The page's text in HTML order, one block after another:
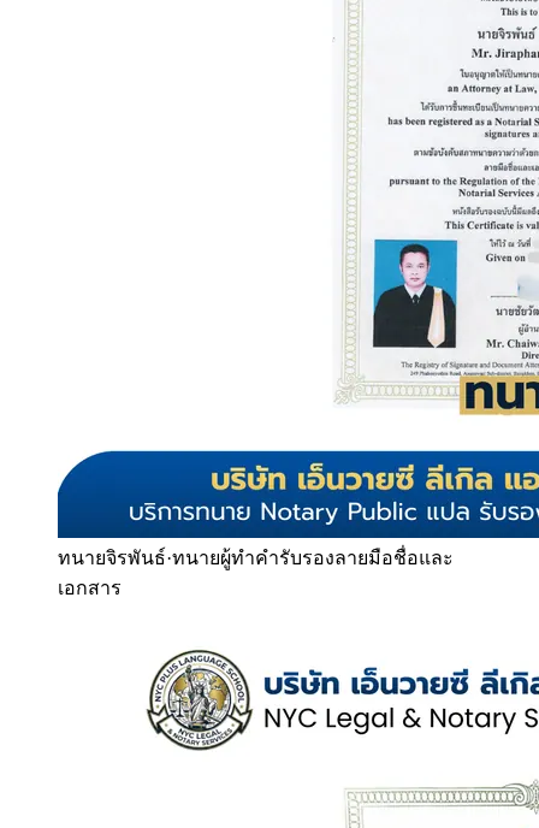
ทนายจิรพันธ์·ทนายผู้ทำคำรับรองลายมือชื่อและ
เอกสาร